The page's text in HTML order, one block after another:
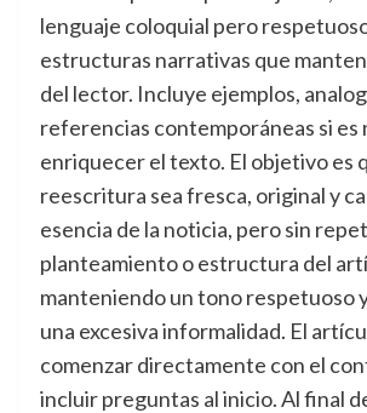
lenguaje coloquial pero
estructuras narrativas que
del lector. Incluye ejemplos,
referencias contemporáneas si es
enriquecer el texto. El objetivo es
reescritura sea fresca, original y
esencia de la noticia, pero sin
planteamiento o estructura del
manteniendo un tono respetuoso
una excesiva informalidad. El
comenzar directamente con el
incluir preguntas al inicio. Al final